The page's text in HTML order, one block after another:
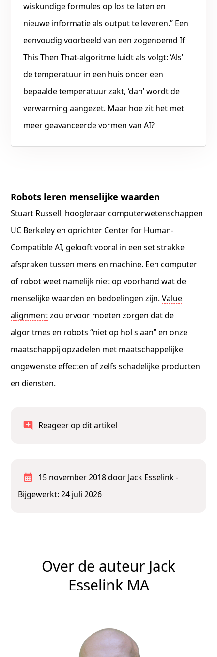
wiskundige formules op los te laten en
nieuwe informatie als output te leveren.” Een
eenvoudig voorbeeld van een zogenoemd If
This Then That-algoritme luidt als volgt: ‘Als’
de temperatuur in een huis onder een
bepaalde temperatuur zakt, ‘dan’ wordt de
verwarming aangezet. Maar hoe zit het met
meergeavanceerde vormen van AI?
Robots leren menselijke waarden
Stuart Russell, hoogleraar computerwetenschappen
UC Berkeley en oprichter Center for Human-
Compatible AI, gelooft vooral in een set strakke
afspraken tussen mens en machine. Een computer
of robot weet namelijk niet op voorhand wat de
menselijke waarden en bedoelingen zijn.Value
alignmentzou ervoor moeten zorgen dat de
algoritmes en robots “niet op hol slaan” en onze
maatschappij opzadelen met maatschappelijke
ongewenste effecten of zelfs schadelijke producten
en diensten.
Reageer op dit artikel
15 november 2018door Jack Esselink-
Bijgewerkt: 24 juli 2026
Over de auteur Jack
Esselink MA